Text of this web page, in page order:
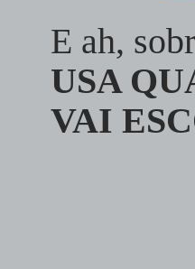
E ah,
USA
VAI